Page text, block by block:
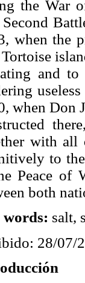
the War
when the
and
when Don
with all
to
Peace of
both
words: salt,
28/07/